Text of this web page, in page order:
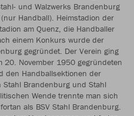
und Walzwerks Brandenburg
Handball). Heimstadion der
am Quenz, die Handballer
einem Konkurs wurde der
gegründet. Der Verein ging
20. November 1950 gegründeten
den Handballsektionen der
Stahl Brandenburg und Stahl
Wende trennte man sich
als BSV Stahl Brandenburg.